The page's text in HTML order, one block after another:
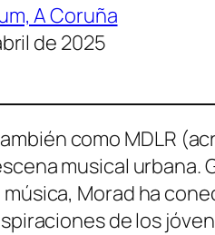
A Coruña
de 2025
como MDLR
musical urbana.
Morad ha
de los